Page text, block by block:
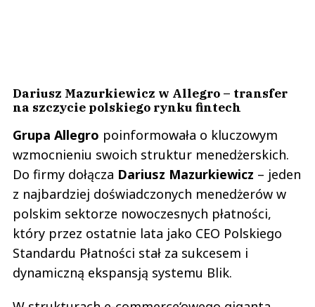
Dariusz Mazurkiewicz w Allegro – transfer
na szczycie polskiego rynku fintech
Grupa Allegro poinformowała o kluczowym
wzmocnieniu swoich struktur menedżerskich.
Do firmy dołącza Dariusz Mazurkiewicz – jeden
z najbardziej doświadczonych menedżerów w
polskim sektorze nowoczesnych płatności,
który przez ostatnie lata jako CEO Polskiego
Standardu Płatności stał za sukcesem i
dynamiczną ekspansją systemu Blik.